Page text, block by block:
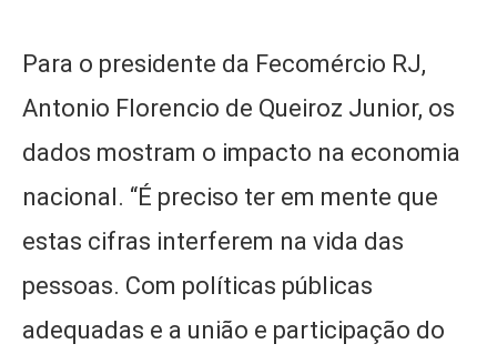
Para o presidente da Fecomércio RJ,
Antonio Florencio de Queiroz Junior, os
dados mostram o impacto na economia
nacional. “É preciso ter em mente que
estas cifras interferem na vida das
pessoas. Com políticas públicas
adequadas e a união e participação do